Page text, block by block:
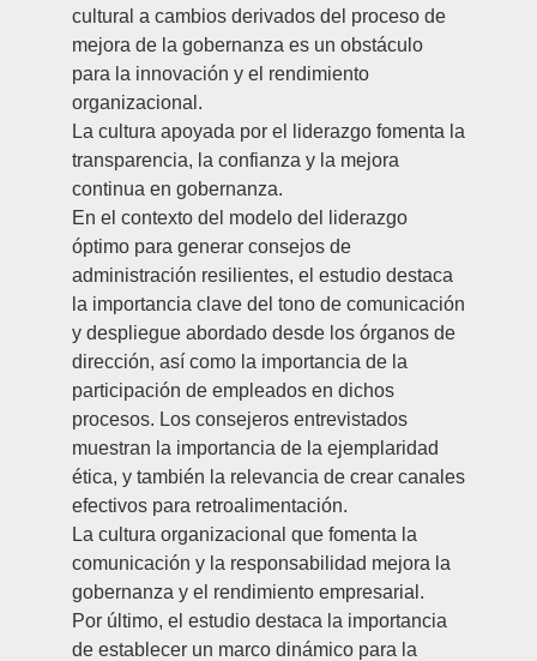
cultural a cambios derivados del proceso de
mejora de la gobernanza es un obstáculo
para la innovación y el rendimiento
organizacional.
La cultura apoyada por el liderazgo fomenta la
transparencia, la confianza y la mejora
continua en gobernanza.
En el contexto del modelo del liderazgo
óptimo para generar consejos de
administración resilientes, el estudio destaca
la importancia clave del tono de comunicación
y despliegue abordado desde los órganos de
dirección, así como la importancia de la
participación de empleados en dichos
procesos. Los consejeros entrevistados
muestran la importancia de la ejemplaridad
ética, y también la relevancia de crear canales
efectivos para retroalimentación.
La cultura organizacional que fomenta la
comunicación y la responsabilidad mejora la
gobernanza y el rendimiento empresarial.
Por último, el estudio destaca la importancia
de establecer un marco dinámico para la